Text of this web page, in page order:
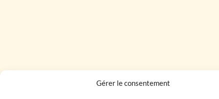
Gérer le consentement